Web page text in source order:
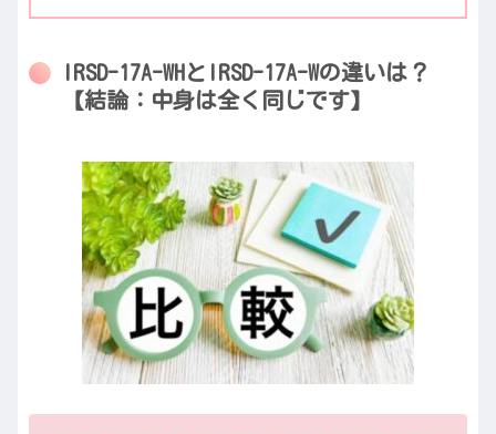
IRSD-17A-WHとIRSD-17A-Wの違いは？
【結論：中身は全く同じです】